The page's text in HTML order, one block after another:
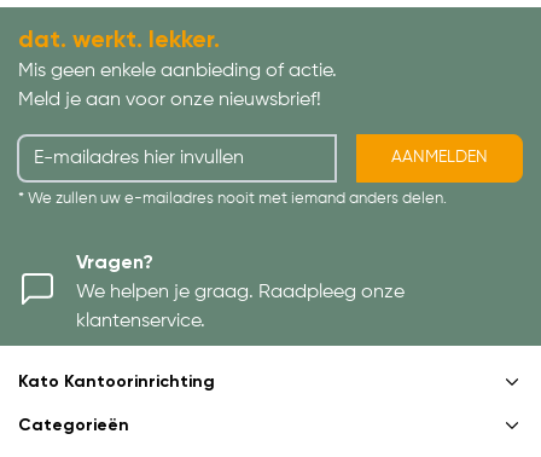
dat. werkt. lekker.
Mis geen enkele aanbieding of actie.
Meld je aan voor onze nieuwsbrief!
AANMELDEN
* We zullen uw e-mailadres nooit met iemand anders delen.
Vragen?
We helpen je graag. Raadpleeg onze
klantenservice.
Kato Kantoorinrichting
Categorieën